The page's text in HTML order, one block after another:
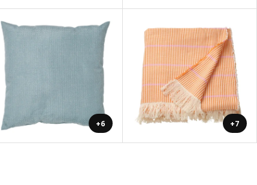
+6 +7